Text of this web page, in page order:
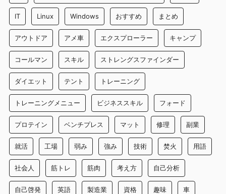
IT Linux Windows おすすめ まとめ
アウトドア アメ車 エクスプローラー キャンプ
コールマン スキル ストレングスファインダー
ダイエット テント トレーニング
トレーニングメニュー ビジネススキル フォード
プロテイン ベンチプレス マット 修理 副業
就活 工場 弱み 強み 技術 焚火 用語
社会人 筋トレ 筋肉 考え方 自己分析
自己啓発 英語 製造業 資格 趣味 車